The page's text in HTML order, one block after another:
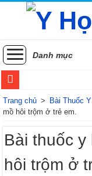
Danh mục
Sử dụng thuốc Đông y
Phương pháp điều trị Sốt
Các phương pháp điều trị
Trang chủ > Bài Thuốc
mồ hôi trộm ở trẻ em.
Bài thuốc y
hôi trộm ở